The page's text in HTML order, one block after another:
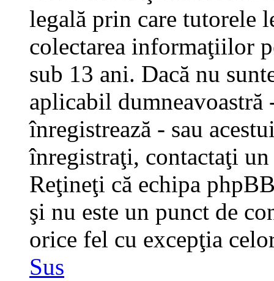
legală prin care tutorele
colectarea informaţiilor
sub 13 ani. Dacă nu
aplicabil dumneavoastră
înregistrează - sau
înregistraţi, contactaţi
Reţineţi că echipa
şi nu este un punct de
orice fel cu excepţia
Sus